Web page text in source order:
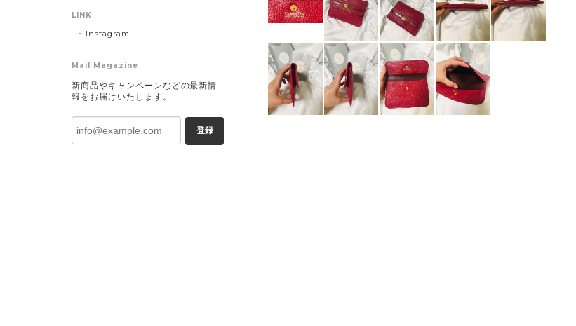
LINK
Instagram
Mail Magazine
新商品やキャンペーンなどの最新情
報をお届けいたします。
登録